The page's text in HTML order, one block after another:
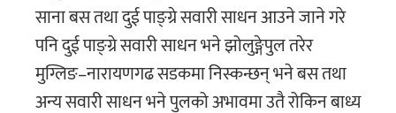
साना बस तथा दुई पाङ्ग्रे सवारी साधन आउने जाने गरे
पनि दुई पाङ्ग्रे सवारी साधन भने झोलुङ्गेपुल तरेर
मुग्लिङ–नारायणगढ सडकमा निस्कन्छन् भने बस तथा
अन्य सवारी साधन भने पुलको अभावमा उतै रोकिन बाध्य